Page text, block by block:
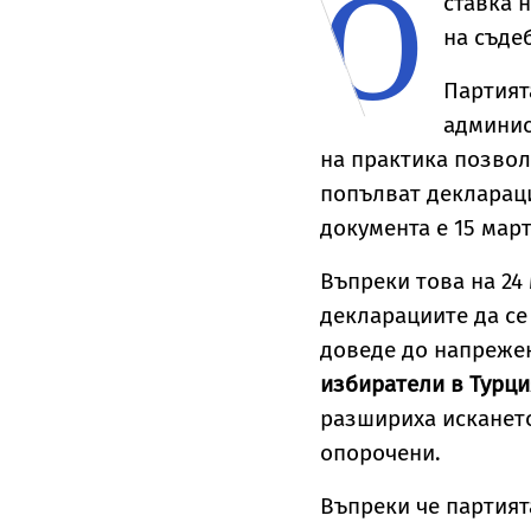
О
на
на практика
попълват
документа е 15
Въпреки това на
декларациите да
доведе до
избиратели в
разшириха
опорочени.
Въпреки че